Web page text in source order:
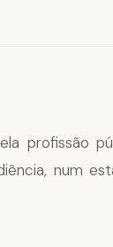
profissão
num